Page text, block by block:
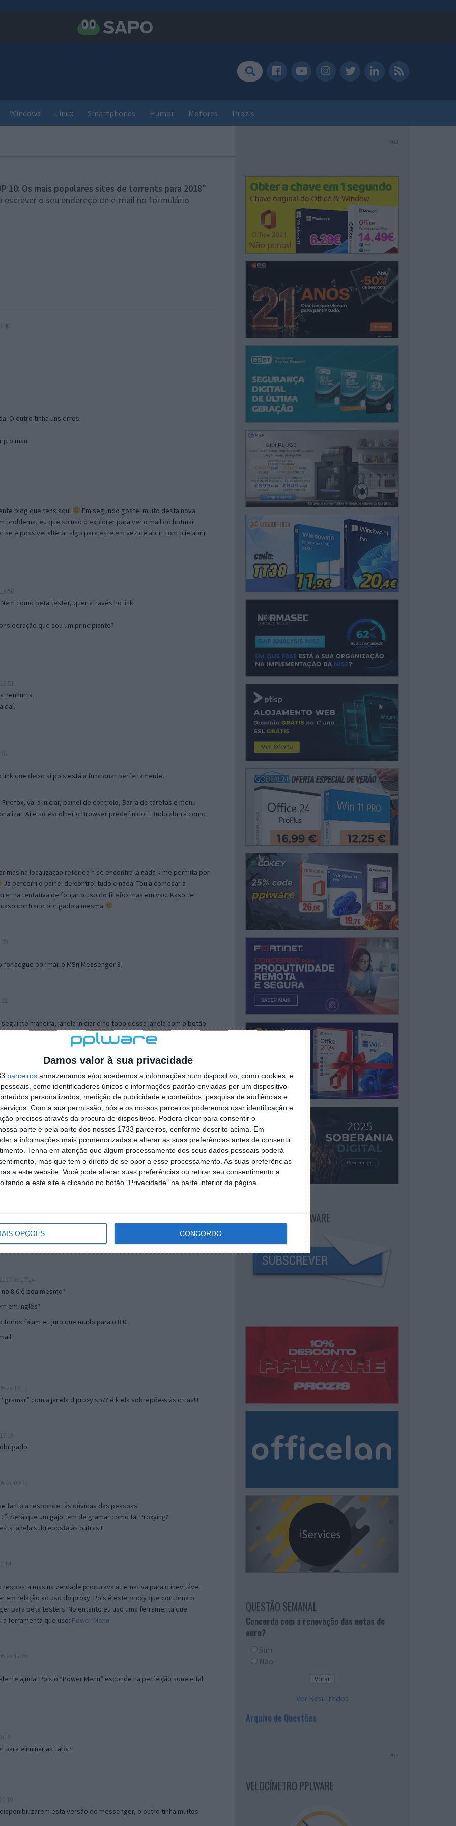
Damos valor à sua privacidade
parceiros armazenamos e/ou acedemos a informações num dispositivo, como cookies, e
como identificadores únicos e informações padrão enviadas por um dispositivo
personalizados, medição de publicidade e conteúdos, pesquisa de audiências e
Com a sua permissão, nós e os nossos parceiros poderemos usar identificação e
precisos através da procura de dispositivos. Poderá clicar para consentir o
parte e pela parte dos nossos 1733 parceiros, conforme descrito acima. Em
a informações mais pormenorizadas e alterar as suas preferências antes de consentir
Tenha em atenção que algum processamento dos seus dados pessoais poderá
mas que tem o direito de se opor a esse processamento. As suas preferências
a este website. Você pode alterar suas preferências ou retirar seu consentimento a
a este site e clicando no botão "Privacidade" na parte inferior da página.
OPÇÕES CONCORDO
Windows Linux Smartphones Humor Motores Prozis
10: Os mais populares sites de torrents para 2018”
o seu endereço de e-mail no formulário
O outro tinha uns erros.
p o msn.
blog que tens aqui
Em segundo gostei muito desta nova
problema, eu que so uso o explorer para ver o mail do hotmail
se e possivel alterar algo para este em vez de abrir com o ie abrir
como beta tester, quer através ho link
que sou um principiante?
nenhuma.
daí.
que deixo aí pois está a funcionar perfeitamente.
vai a iniciar, painel de controlo, Barra de tarefas e menu
Aí é só escolher o Browser predefinido. E tudo abrirá como
mas na localizaçao referida n se encontra la nada k me permita por
Ja percorri o painel de control tudo e nada. Tou a comecar a
na tentativa de forçar o uso do firefox mas em vao. Kaso te
contrario obrigado a mesma
for segue por mail o MSn Messenger 8.
maneira, janela iniciar e no topo dessa janela com o botão
separador Menu ‘Iniciar’ clica no botão ‘Personalizar’ aí
escolheres o Browser com que queres navegar e o gestor de
ao teu Firefox e nas ferramentas ou tools escolhes ‘Opções’ ou
e logo perto do fim encontras um local para colocares um visto
é o browser predefinido.
mail algum.
17:00
8.0 é boa mesmo?
em inglês?
falam eu juro que mudo para o 8.0.
com a janela d proxy sp?? é k ela sobrepõe-s às otras!!!
tanto a responder às dúvidas das pessoas!
Será que um gajo tem de gramar como tal Proxying?
janela subreposta às outras!!!
mas na verdade procurava alternativa para o inevitável.
em relação ao uso do proxy. Pois é este proxy que contorna o
para beta testers. No entanto eu uso uma ferramenta que
ferramenta que uso: Power Menu
ajuda! Pois o “Power Menu” esconde na perfeição aquele tal
para eliminar as Tabs?
esta versão do messenger, o outro tinha muitos
PUB
NEWSLETTER PPLWARE
QUESTÃO SEMANAL
Concorda com a renovação das notas de
euro?
Sim
Não
Ver Resultados
Arquivo de Questões
PUB
VELOCÍMETRO PPLWARE